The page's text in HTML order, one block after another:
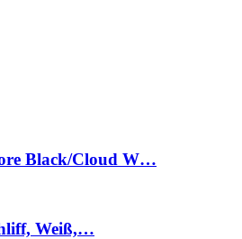
Black/Cloud W…
Weiß,…